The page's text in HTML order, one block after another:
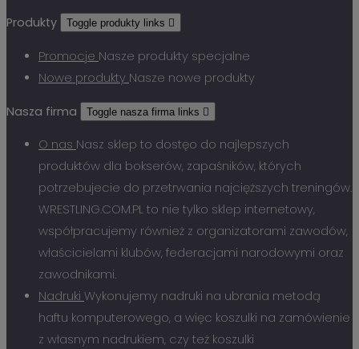
Produkty Toggle produkty links 
Promocje Nasze produkty specjalne
Nowe produkty Nasze nowe produkty
Nasza firma Toggle nasza firma links 
O nas Nasz sklep to dostęo do najlepszych
produktów dla bokserów, zapaśników, których
potrzebujecie do przetrwania najcięższych treningów.
WRESTLING.COM.PL to nie tylko sklep internetowy,
współpracujemy również z organizatorami zawodów,
właścicielami klubów, federacjami narodowymi oraz
zawodnikami.
Nadruki Wykonujemy nadruki na ubrania metodą
haftu komputerowego, a więc koszulki na zamówienie
z własnym nadrukiem, czy też koszulki